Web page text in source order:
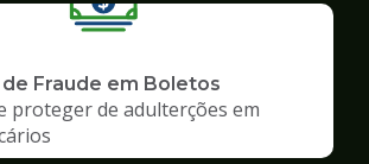
Fraude em Boletos
proteger de adulterções em